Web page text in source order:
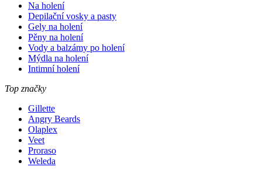
Na holení
Depilační vosky a pasty
Gely na holení
Pěny na holení
Vody a balzámy po holení
Mýdla na holení
Intimní holení
Top značky
Gillette
Angry Beards
Olaplex
Veet
Proraso
Weleda